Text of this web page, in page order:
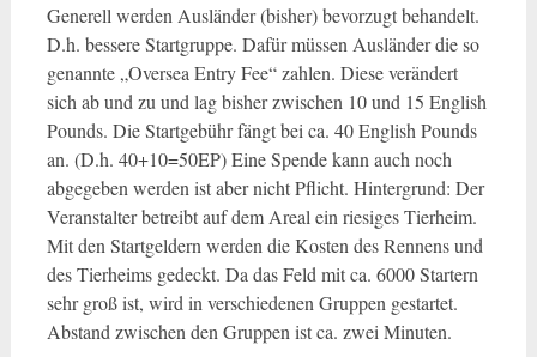
Generell werden Ausländer (bisher) bevorzugt behandelt.
D.h. bessere Startgruppe. Dafür müssen Ausländer die so
genannte „Oversea Entry Fee“ zahlen. Diese verändert
sich ab und zu und lag bisher zwischen 10 und 15 English
Pounds. Die Startgebühr fängt bei ca. 40 English Pounds
an. (D.h. 40+10=50EP) Eine Spende kann auch noch
abgegeben werden ist aber nicht Pflicht. Hintergrund: Der
Veranstalter betreibt auf dem Areal ein riesiges Tierheim.
Mit den Startgeldern werden die Kosten des Rennens und
des Tierheims gedeckt. Da das Feld mit ca. 6000 Startern
sehr groß ist, wird in verschiedenen Gruppen gestartet.
Abstand zwischen den Gruppen ist ca. zwei Minuten.